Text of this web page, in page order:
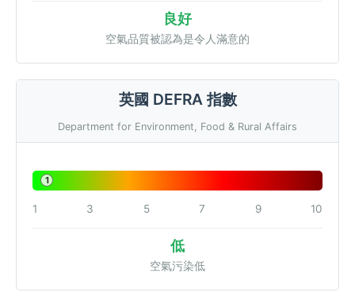
良好
空氣品質被認為是令人滿意的
英國 DEFRA 指數
Department for Environment, Food & Rural Affairs
1
1 3 5 7 9 10
低
空氣污染低